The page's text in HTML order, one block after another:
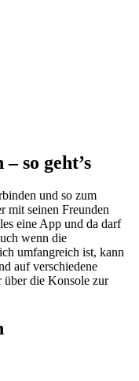
so geht’s
und so zum
mit seinen Freunden
eine App und da darf
wenn die
umfangreich ist, kann
auf verschiedene
über die Konsole zur